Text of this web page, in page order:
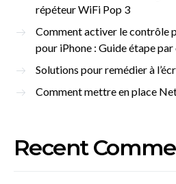
répéteur WiFi Pop 3
Comment activer le contrôle
pour iPhone : Guide étape
Solutions pour remédier à
Comment mettre en place
Recent